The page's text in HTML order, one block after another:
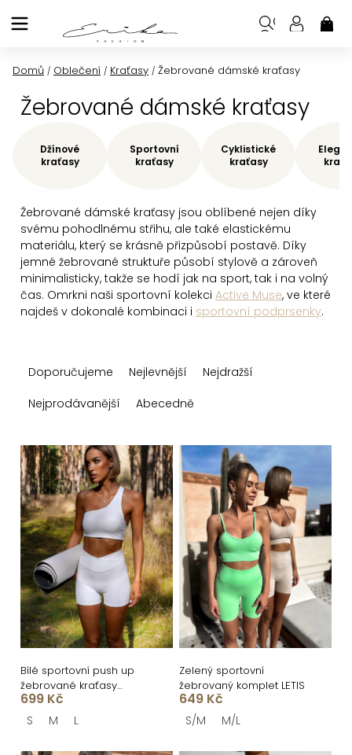
na
Domů / Oblečení / Kraťasy / Žebrované dámské kraťasy
Žebrované dámské kraťasy
Žebrované dámské kraťasy jsou oblíbené nejen díky
svému pohodlnému střihu, ale také elastickému
materiálu, který se krásně přizpůsobí postavě. Díky
jemné žebrované struktuře působí stylově a zároveň
minimalisticky, takže se hodí jak na sport, tak i na volný
čas. Omrkni naši sportovní kolekci Active Muse, ve které
najdeš v dokonalé kombinaci i sportovní podprsenky.
Džínové
kraťasy
Sportovní
kraťasy
Cyklistické
kraťasy
a
n
í
p
r
o
d
u
k
t
ů
Doporučujeme Nejlevnější
Nejdražší
Nejprodávanější
Abecedně
V
ý
p
i
s
p
r
o
d
u
k
ů
Bílé sportovní push up
žebrované kraťasy
PEROLA
699 Kč
S M L
Zelený sportovní
žebrovaný komplet LETIS
649 Kč
S/M M/L